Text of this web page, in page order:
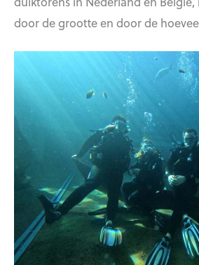
door de grootte en door de